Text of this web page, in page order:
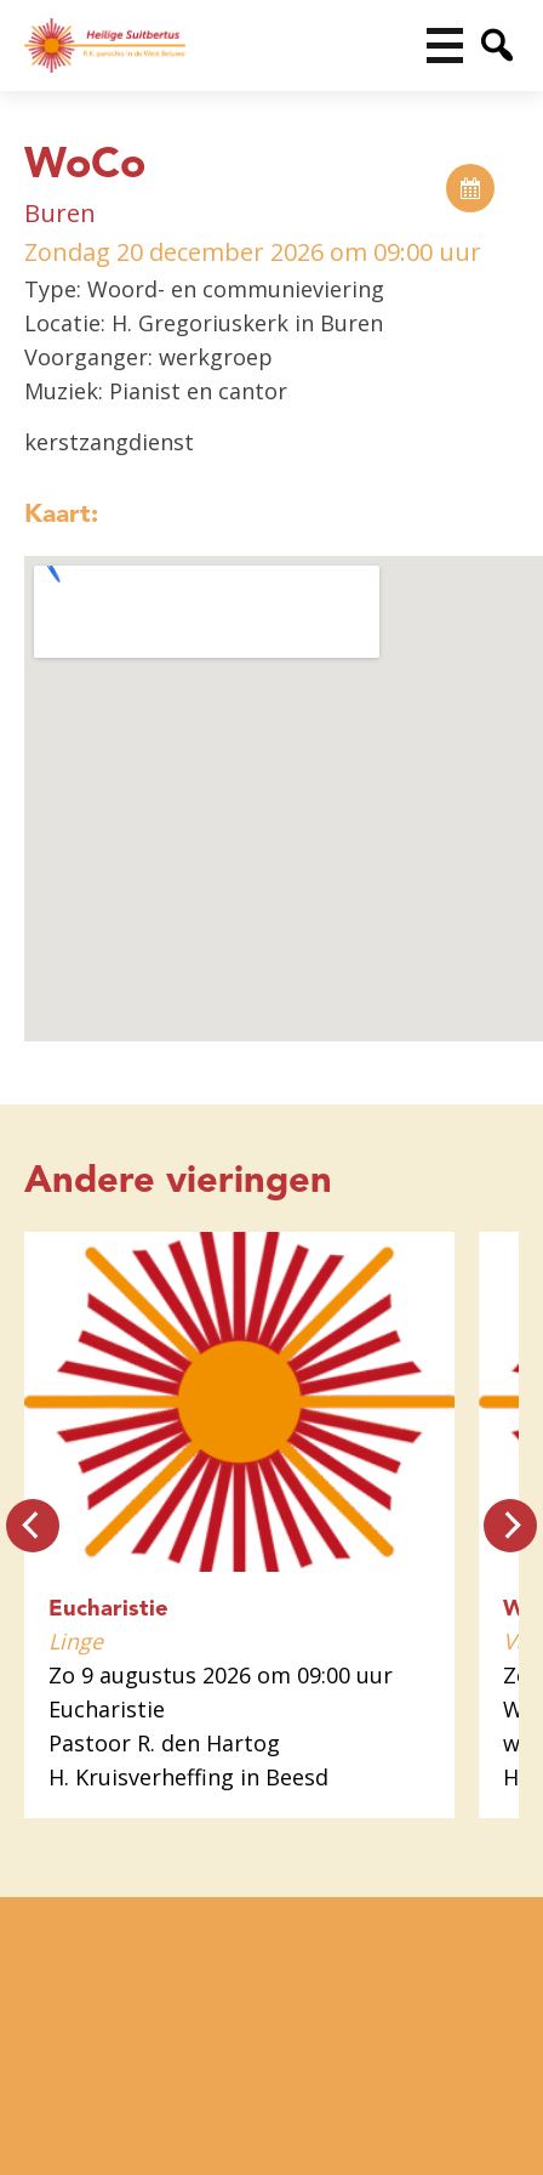
WoCo
Buren
Zondag 20 december 2026 om 09:00 uur
Type: Woord- en communieviering
Locatie: H. Gregoriuskerk in Buren
Voorganger: werkgroep
Muziek: Pianist en cantor
kerstzangdienst
Kaart:
Andere vieringen
Eucharistie
Linge
Zo 9 augustus 2026 om 09:00 uur
Eucharistie
Pastoor R. den Hartog
H. Kruisverheffing in Beesd
Zo